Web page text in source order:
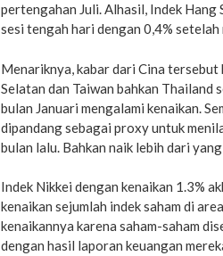
pertengahan Juli. Alhasil, Indek
sesi tengah hari dengan 0,4% setelah
Menariknya, kabar dari Cina
Selatan dan Taiwan bahkan
bulan Januari mengalami kenaikan.
dipandang sebagai proxy untuk
bulan lalu. Bahkan naik lebih dari
Indek Nikkei dengan kenaikan 1.3%
kenaikan sejumlah indek saham di
kenaikannya karena saham-saham
dengan hasil laporan keuangan